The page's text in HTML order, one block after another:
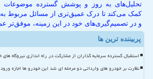
تحلیل‌های به روز و پوشش گسترده موضوعات
کمک می‌کند تا درک عمیق‌تری از مسائل مربوط به
و در تصمیم‌گیری‌های خود در این زمینه، موفق‌تر
پربیننده ترین ها
استقبال گسترده سرمایه گذاران از مشارکت در راه اندازی نیروگاه
نظارت بر خودرو های وارداتی دو مرحله ای شد این خودرو ها اجازه